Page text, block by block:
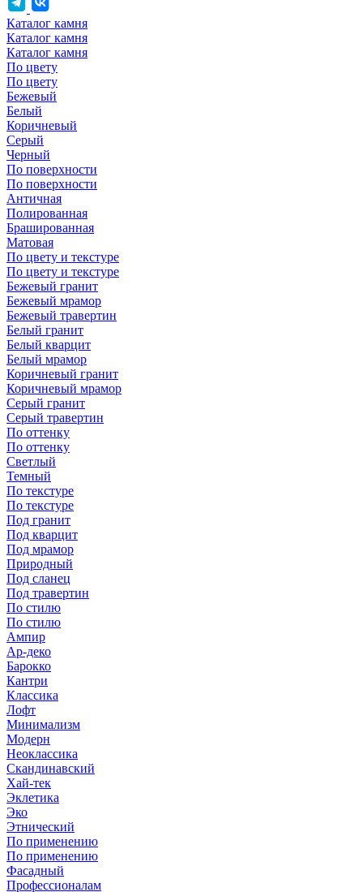
Каталог камня
Каталог камня
Каталог камня
По цвету
По цвету
Бежевый
Белый
Коричневый
Серый
Черный
По поверхности
По поверхности
Античная
Полированная
Брашированная
Матовая
По цвету и текстуре
По цвету и текстуре
Бежевый гранит
Бежевый мрамор
Бежевый травертин
Белый гранит
Белый кварцит
Белый мрамор
Коричневый гранит
Коричневый мрамор
Серый гранит
Серый травертин
По оттенку
По оттенку
Светлый
Темный
По текстуре
По текстуре
Под гранит
Под кварцит
Под мрамор
Природный
Под сланец
Под травертин
По стилю
По стилю
Ампир
Ар-деко
Барокко
Кантри
Классика
Лофт
Минимализм
Модерн
Неоклассика
Скандинавский
Хай-тек
Эклетика
Эко
Этнический
По применению
По применению
Фасадный
Профессионалам